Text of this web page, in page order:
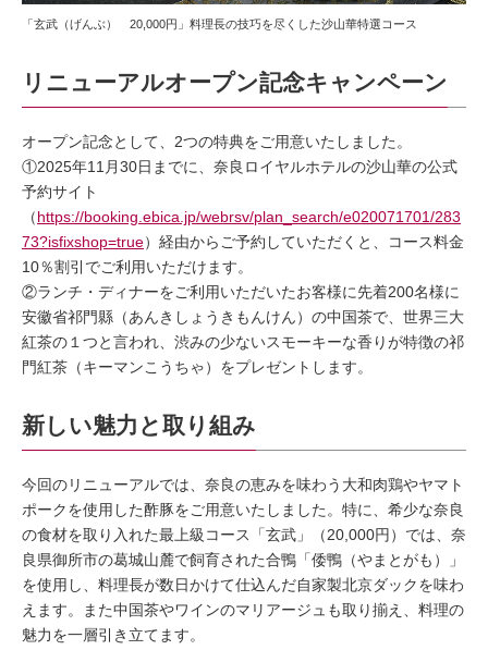
「玄武（げんぶ） 20,000円」料理長の技巧を尽くした沙山華特選コース
リニューアルオープン記念キャンペーン
オープン記念として、2つの特典をご用意いたしました。
①2025年11月30日までに、奈良ロイヤルホテルの沙山華の公式
予約サイト
（https://booking.ebica.jp/webrsv/plan_search/e020071701/283
73?isfixshop=true）経由からご予約していただくと、コース料金
10％割引でご利用いただけます。
②ランチ・ディナーをご利用いただいたお客様に先着200名様に
安徽省祁門縣（あんきしょうきもんけん）の中国茶で、世界三大
紅茶の１つと言われ、渋みの少ないスモーキーな香りが特徴の祁
門紅茶（キーマンこうちゃ）をプレゼントします。
新しい魅力と取り組み
今回のリニューアルでは、奈良の恵みを味わう大和肉鶏やヤマト
ポークを使用した酢豚をご用意いたしました。特に、希少な奈良
の食材を取り入れた最上級コース「玄武」（20,000円）では、奈
良県御所市の葛城山麓で飼育された合鴨「倭鴨（やまとがも）」
を使用し、料理長が数日かけて仕込んだ自家製北京ダックを味わ
えます。また中国茶やワインのマリアージュも取り揃え、料理の
魅力を一層引き立てます。